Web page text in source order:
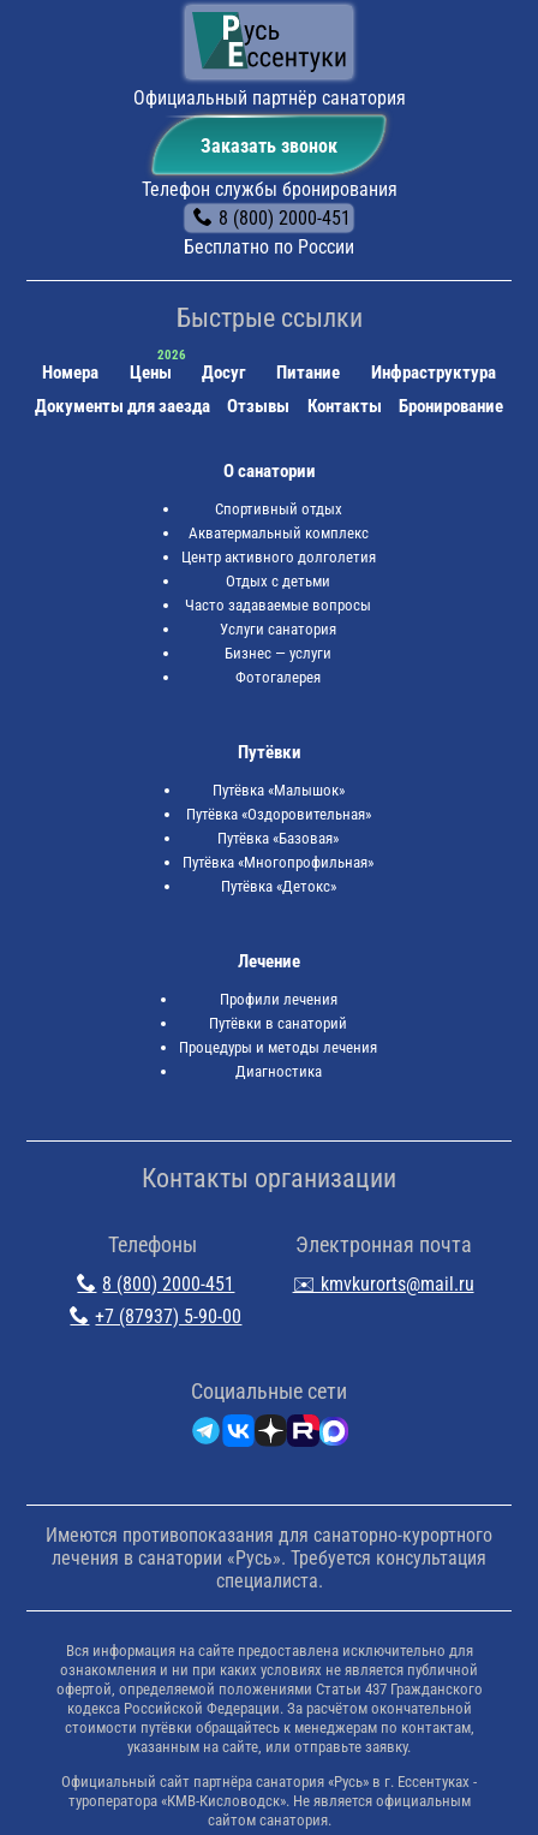
оставить автомобиль на парковке санатория.
до ж/д вокзала г. Ессентуки, маршрутным
такси № 3, 7, 12, 14 до остановки «Виктория», далее
пешком 3-4 мин. до санатория
Официальный партнёр санатория
Заказать звонок
Телефон службы бронирования
8 (800) 2000-451
Бесплатно по России
Быстрые ссылки
Номера Цены Досуг Питание
Инфраструктура
Документы для заезда
Отзывы Контакты Бронирование
О санатории
Спортивный отдых
Акватермальный комплекс
Центр активного долголетия
Отдых с детьми
Часто задаваемые вопросы
Услуги санатория
Бизнес — услуги
Фотогалерея
Путёвки
Путёвка «Малышок»
Путёвка «Оздоровительная»
Путёвка «Базовая»
Путёвка «Многопрофильная»
Путёвка «Детокс»
Лечение
Профили лечения
Путёвки в санаторий
Процедуры и методы лечения
Диагностика
Контакты организации
Телефоны
8 (800) 2000-451
+7 (87937) 5-90-00
Электронная почта
✉️ kmvkurorts@mail.ru
Cоциальные сети
Имеются противопоказания для санаторно-курортного
лечения в санатории «Русь». Требуется консультация
специалиста.
Вся информация на сайте предоставлена исключительно для
ознакомления и ни при каких условиях не является публичной
офертой, определяемой положениями Статьи 437 Гражданского
кодекса Российской Федерации. За расчётом окончательной
стоимости путёвки обращайтесь к менеджерам по контактам,
указанным на сайте, или отправьте заявку.
Официальный сайт партнёра санатория «Русь» в г. Ессентуках -
туроператора «КМВ-Кисловодск». Не является официальным
сайтом санатория.